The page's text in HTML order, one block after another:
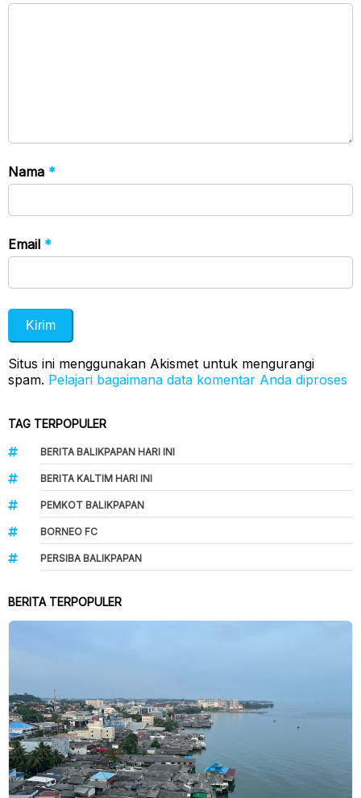
Nama *
Email *
Situs ini menggunakan Akismet untuk mengurangi
spam. Pelajari bagaimana data komentar Anda diproses
TAG TERPOPULER
BERITA BALIKPAPAN HARI INI
BERITA KALTIM HARI INI
PEMKOT BALIKPAPAN
BORNEO FC
PERSIBA BALIKPAPAN
BERITA TERPOPULER